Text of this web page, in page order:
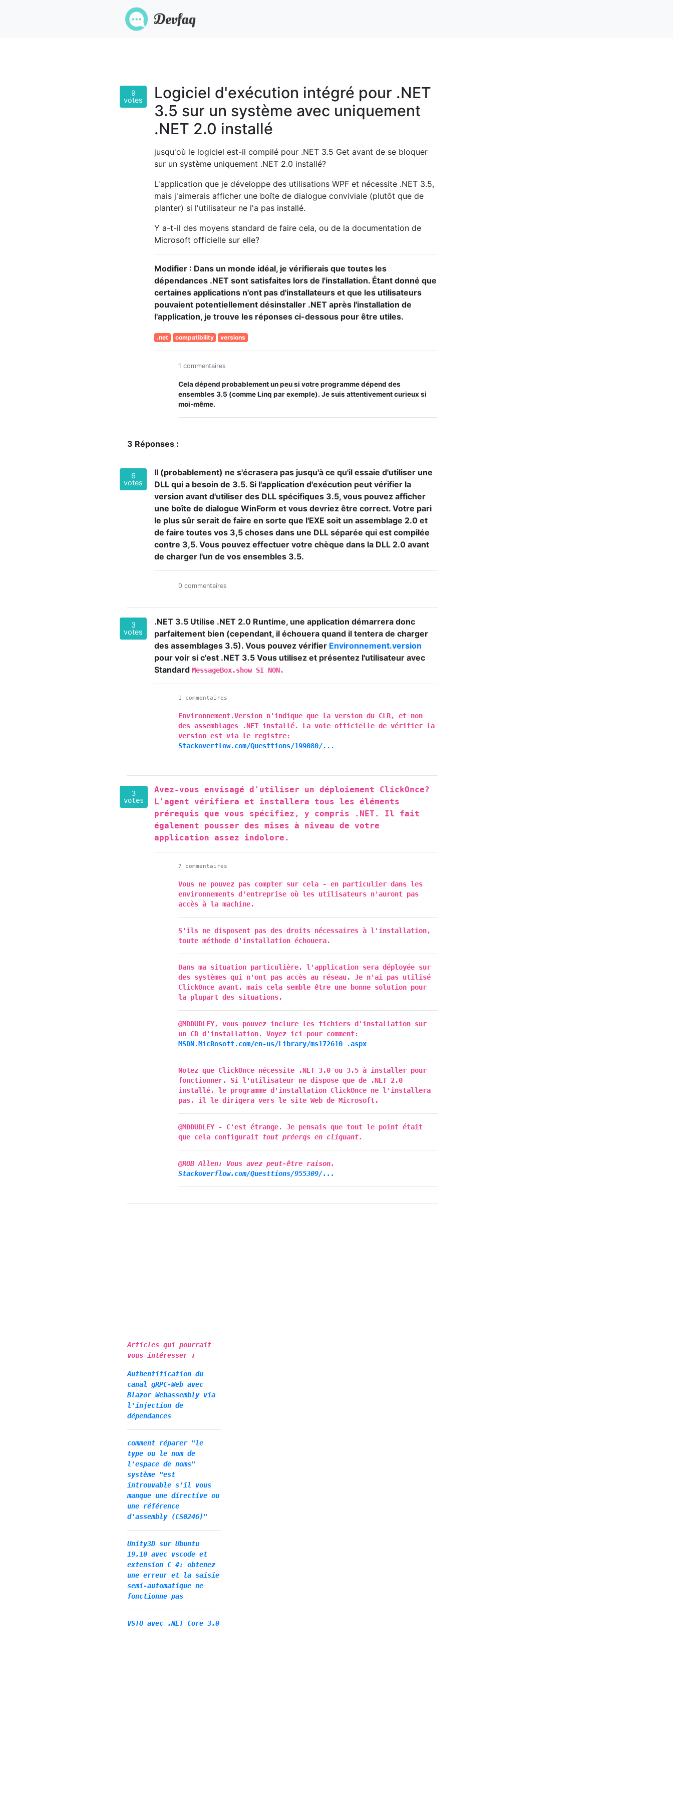
9
votes
Logiciel d'exécution intégré pour .NET
3.5 sur un système avec uniquement
.NET 2.0 installé
jusqu'où le logiciel est-il compilé pour .NET 3.5 Get avant de se bloquer
sur un système uniquement .NET 2.0 installé?
L'application que je développe des utilisations WPF et nécessite .NET 3.5,
mais j'aimerais afficher une boîte de dialogue conviviale (plutôt que de
planter) si l'utilisateur ne l'a pas installé.
Y a-t-il des moyens standard de faire cela, ou de la documentation de
Microsoft officielle sur elle?
Modifier : Dans un monde idéal, je vérifierais que toutes les
dépendances .NET sont satisfaites lors de l'installation. Étant donné que
certaines applications n'ont pas d'installateurs et que les utilisateurs
pouvaient potentiellement désinstaller .NET après l'installation de
l'application, je trouve les réponses ci-dessous pour être utiles.
.net compatibility versions
1 commentaires
Cela dépend probablement un peu si votre programme dépend des
ensembles 3.5 (comme Linq par exemple). Je suis attentivement curieux si
moi-même.
3 Réponses :
6
votes
Il (probablement) ne s'écrasera pas jusqu'à ce qu'il essaie d'utiliser une
DLL qui a besoin de 3.5. Si l'application d'exécution peut vérifier la
version avant d'utiliser des DLL spécifiques 3.5, vous pouvez afficher
une boîte de dialogue WinForm et vous devriez être correct. Votre pari
le plus sûr serait de faire en sorte que l'EXE soit un assemblage 2.0 et
de faire toutes vos 3,5 choses dans une DLL séparée qui est compilée
contre 3,5. Vous pouvez effectuer votre chèque dans la DLL 2.0 avant
de charger l'un de vos ensembles 3.5.
0 commentaires
3
votes
.NET 3.5 Utilise .NET 2.0 Runtime, une application démarrera donc
parfaitement bien (cependant, iléchouera quand il tentera de charger
des assemblages 3.5). Vous pouvez vérifier Environnement.version
pour voir si c'est .NET 3.5 Vous utilisez et présentez l'utilisateur avec
StandardMessageBox.show SI NON.
1 commentaires
Environnement.Version n'indique que la version du CLR, et non
des assemblages .NET installé. La voie officielle de vérifier la
version est via le registre:
Stackoverflow.com/Questtions/199080/...
3
votes
Avez-vous envisagé d'utiliser un déploiement ClickOnce?
L'agent vérifiera et installera tous les éléments
prérequis que vous spécifiez, y compris .NET. Il fait
également pousser des mises à niveau de votre
application assez indolore.
7 commentaires
Vous ne pouvez pas compter sur cela - en particulier dans les
environnements d'entreprise où les utilisateurs n'auront pas
accès à la machine.
S'ils ne disposent pas des droits nécessaires à l'installation,
toute méthode d'installation échouera.
Dans ma situation particulière, l'application sera déployée sur
des systèmes qui n'ont pas accès au réseau. Je n'ai pas utilisé
ClickOnce avant, mais cela semble être une bonne solution pour
la plupart des situations.
@MDDUDLEY, vous pouvez inclure les fichiers d'installation sur
un CD d'installation. Voyez ici pour comment:
MSDN.MicRosoft.com/en-us/Library/ms172610 .aspx
Notez que ClickOnce nécessite .NET 3.0 ou 3.5 à installer pour
fonctionner. Si l'utilisateur ne dispose que de .NET 2.0
installé, le programme d'installation ClickOnce ne l'installera
pas, il le dirigera vers le site Web de Microsoft.
@MDDUDLEY - C'est étrange. Je pensais que tout le point était
que cela configurait toutpréerqs en cliquant.
@ROB Allen: Vous avez peut-être raison.
Stackoverflow.com/Questtions/955309/...
Articles qui pourrait
vous intéresser :
Authentification du
canal gRPC-Web avec
Blazor Webassembly via
l'injection de
dépendances
comment réparer "le
type ou le nom de
l'espace de noms"
système "est
introuvable s'il vous
manque une directive ou
une référence
d'assembly (CS0246)"
Unity3D sur Ubuntu
19.10 avec vscode et
extension C #: obtenez
une erreur et la saisie
semi-automatique ne
fonctionne pas
VSTO avec .NET Core 3.0